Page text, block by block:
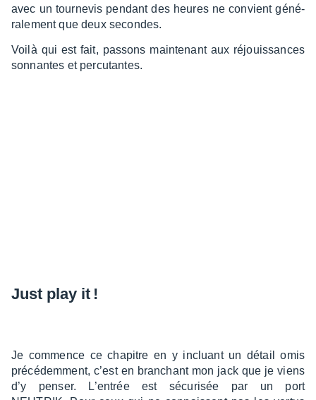
avec un tour­ne­vis pendant des heures ne convient géné­
ra­le­ment que deux secondes.
Voilà qui est fait, passons main­te­nant aux réjouis­sances
sonnantes et percu­tantes.
Just play it !
Je commence ce chapitre en y incluant un détail omis
précé­dem­ment, c’est en bran­chant mon jack que je viens
d’y penser. L’en­trée est sécu­ri­sée par un port